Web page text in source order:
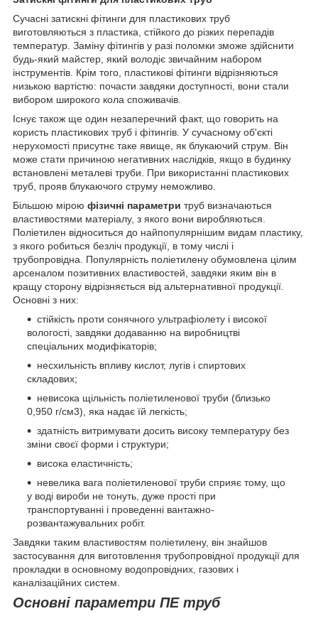
Сучасні затискні фітинги для пластикових труб
виготовляються з пластика, стійкого до різких перепадів
температур. Заміну фітингів у разі поломки зможе здійснити
будь-який майстер, який володіє звичайним набором
інструментів. Крім того, пластикові фітинги відрізняються
низькою вартістю: почасти завдяки доступності, вони стали
вибором широкого кола споживачів.
Існує також ще один незаперечний факт, що говорить на
користь пластикових труб і фітингів. У сучасному об'єкті
нерухомості присутнє таке явище, як блукаючий струм. Він
може стати причиною негативних наслідків, якщо в будинку
встановлені металеві труби. При використанні пластикових
труб, прояв блукаючого струму неможливо.
Більшою мірою фізичні параметри труб визначаються
властивостями матеріалу, з якого вони виробляються.
Поліетилен відноситься до найпопулярнішим видам пластику,
з якого робиться безліч продукції, в тому числі і
трубопровідна. Популярність поліетилену обумовлена цілим
арсеналом позитивних властивостей, завдяки яким він в
кращу сторону відрізняється від альтернативної продукції.
Основні з них:
стійкість проти сонячного ультрафіолету і високої
вологості, завдяки додаванню на виробництві
спеціальних модифікаторів;
несхильність впливу кислот, лугів і спиртових
складових;
невисока щільність поліетиленової труби (близько
0,950 г/см3), яка надає їй легкість;
здатність витримувати досить високу температуру без
зміни своєї форми і структури;
висока еластичність;
невелика вага поліетиленової труби сприяє тому, що
у воді вироби не тонуть, дуже прості при
транспортуванні і проведенні вантажно-
розвантажувальних робіт.
Завдяки таким властивостям поліетилену, він знайшов
застосування для виготовлення трубопровідної продукції для
прокладки в основному водопровідних, газових і
каналізаційних систем.
Основні параметри ПЕ труб